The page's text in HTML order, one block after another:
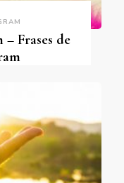
Frases de